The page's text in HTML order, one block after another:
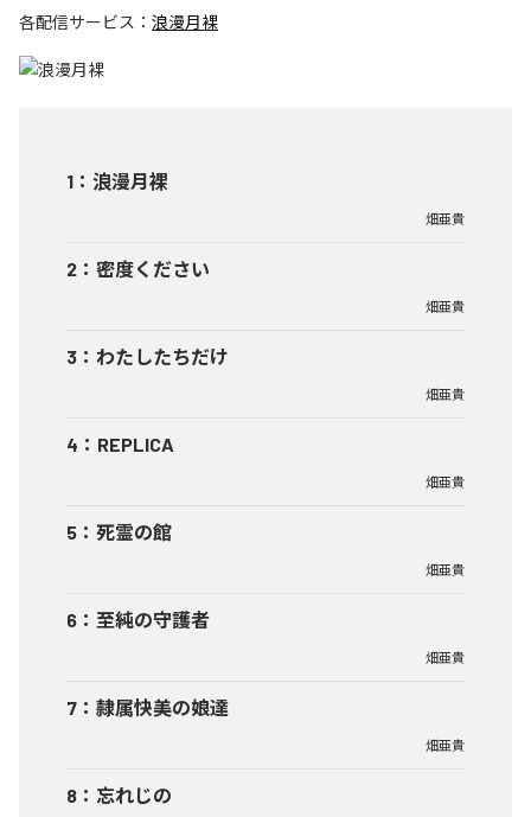
各配信サービス： 浪漫月裸
1 ： 浪漫月裸
畑亜貴
2 ： 密度ください
畑亜貴
3 ： わたしたちだけ
畑亜貴
4 ： REPLICA
畑亜貴
5 ： 死霊の館
畑亜貴
6 ： 至純の守護者
畑亜貴
7 ： 隷属快美の娘達
畑亜貴
8 ： 忘れじの